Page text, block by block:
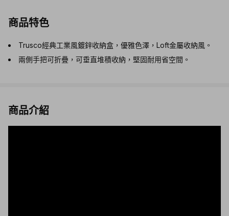
商品特色
Trusco經典工業風鍍鋅收納盒，優雅色澤，Loft金屬收納風。
兩側手把可折疊，可垂直堆積收納，堅固耐用省空間。
商品介紹